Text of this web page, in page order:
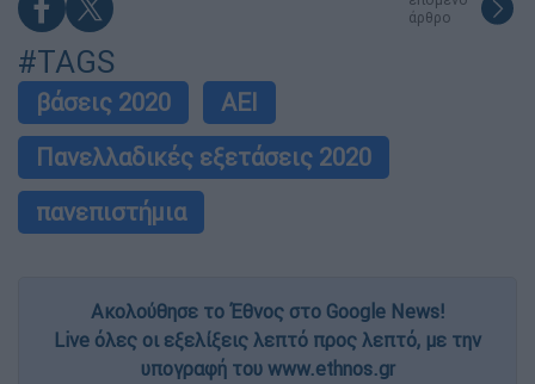
άρθρο
#TAGS
βάσεις 2020
ΑΕΙ
Πανελλαδικές εξετάσεις 2020
πανεπιστήμια
Ακολούθησε το Έθνος στο Google News!
Live όλες οι εξελίξεις λεπτό προς λεπτό, με την
υπογραφή του www.ethnos.gr